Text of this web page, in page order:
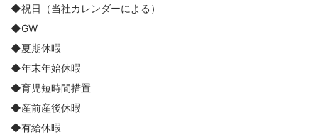
◆祝日（当社カレンダーによる）
◆GW
◆夏期休暇
◆年末年始休暇
◆育児短時間措置
◆産前産後休暇
◆有給休暇